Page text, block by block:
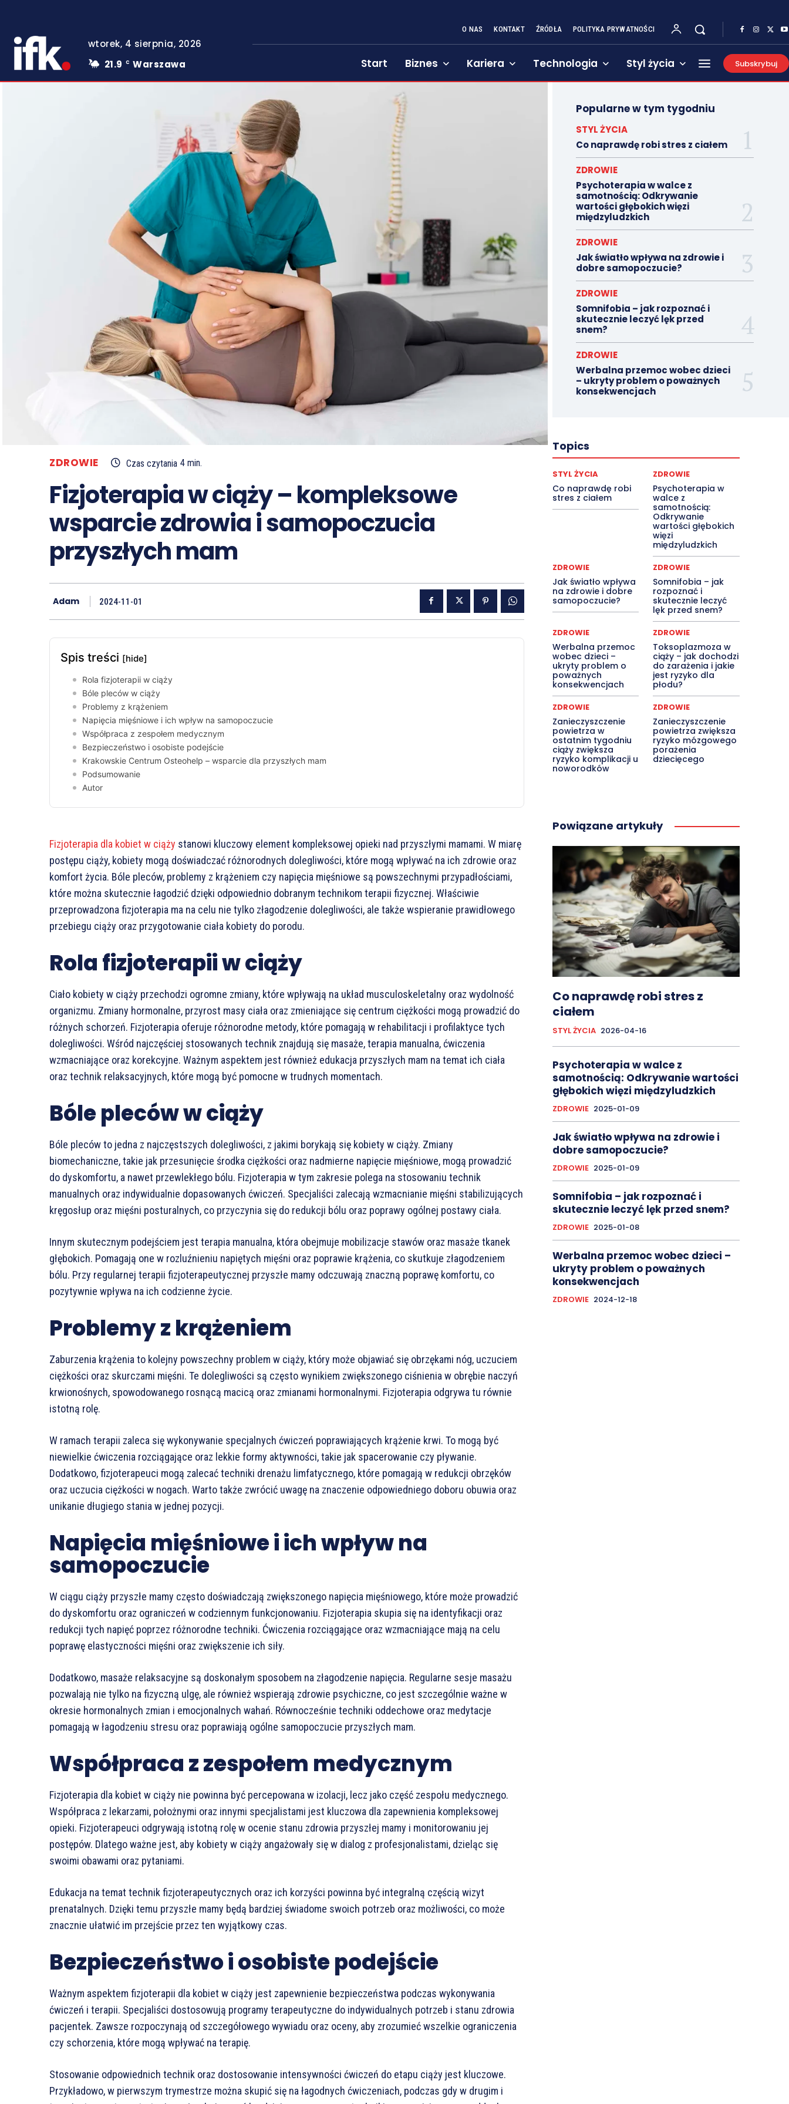
wtorek, 4 sierpnia, 2026
21.9
C Warszawa
O NAS KONTAKT ŹRÓDŁA POLITYKA PRYWATNOŚCI
Start Biznes Kariera Technologia Styl życia Subskrybuj
ZDROWIE Czas czytania 4min.
Fizjoterapia w ciąży – kompleksowe
wsparcie zdrowia i samopoczucia
przyszłych mam
Adam 2024-11-01
Spis treści [hide]
Rola fizjoterapii w ciąży
Bóle pleców w ciąży
Problemy z krążeniem
Napięcia mięśniowe i ich wpływ na samopoczucie
Współpraca z zespołem medycznym
Bezpieczeństwo i osobiste podejście
Krakowskie Centrum Osteohelp – wsparcie dla przyszłych mam
Podsumowanie
Autor
Fizjoterapia dla kobiet w ciąży stanowi kluczowy element kompleksowej opieki nad przyszłymi mamami. W miarę
postępu ciąży, kobiety mogą doświadczać różnorodnych dolegliwości, które mogą wpływać na ich zdrowie oraz
komfort życia. Bóle pleców, problemy z krążeniem czy napięcia mięśniowe są powszechnymi przypadłościami,
które można skutecznie łagodzić dzięki odpowiednio dobranym technikom terapii fizycznej. Właściwie
przeprowadzona fizjoterapia ma na celu nie tylko złagodzenie dolegliwości, ale także wspieranie prawidłowego
przebiegu ciąży oraz przygotowanie ciała kobiety do porodu.
Rola fizjoterapii w ciąży
Ciało kobiety w ciąży przechodzi ogromne zmiany, które wpływają na układ musculoskeletalny oraz wydolność
organizmu. Zmiany hormonalne, przyrost masy ciała oraz zmieniające się centrum ciężkości mogą prowadzić do
różnych schorzeń. Fizjoterapia oferuje różnorodne metody, które pomagają w rehabilitacji i profilaktyce tych
dolegliwości. Wśród najczęściej stosowanych technik znajdują się masaże, terapia manualna, ćwiczenia
wzmacniające oraz korekcyjne. Ważnym aspektem jest również edukacja przyszłych mam na temat ich ciała
oraz technik relaksacyjnych, które mogą być pomocne w trudnych momentach.
Bóle pleców w ciąży
Bóle pleców to jedna z najczęstszych dolegliwości, z jakimi borykają się kobiety w ciąży. Zmiany
biomechaniczne, takie jak przesunięcie środka ciężkości oraz nadmierne napięcie mięśniowe, mogą prowadzić
do dyskomfortu, a nawet przewlekłego bólu. Fizjoterapia w tym zakresie polega na stosowaniu technik
manualnych oraz indywidualnie dopasowanych ćwiczeń. Specjaliści zalecają wzmacnianie mięśni stabilizujących
kręgosłup oraz mięśni posturalnych, co przyczynia się do redukcji bólu oraz poprawy ogólnej postawy ciała.
Innym skutecznym podejściem jest terapia manualna, która obejmuje mobilizacje stawów oraz masaże tkanek
głębokich. Pomagają one w rozluźnieniu napiętych mięśni oraz poprawie krążenia, co skutkuje złagodzeniem
bólu. Przy regularnej terapii fizjoterapeutycznej przyszłe mamy odczuwają znaczną poprawę komfortu, co
pozytywnie wpływa na ich codzienne życie.
Problemy z krążeniem
Zaburzenia krążenia to kolejny powszechny problem w ciąży, który może objawiać się obrzękami nóg, uczuciem
ciężkości oraz skurczami mięśni. Te dolegliwości są często wynikiem zwiększonego ciśnienia w obrębie naczyń
krwionośnych, spowodowanego rosnącą macicą oraz zmianami hormonalnymi. Fizjoterapia odgrywa tu równie
istotną rolę.
W ramach terapii zaleca się wykonywanie specjalnych ćwiczeń poprawiających krążenie krwi. To mogą być
niewielkie ćwiczenia rozciągające oraz lekkie formy aktywności, takie jak spacerowanie czy pływanie.
Dodatkowo, fizjoterapeuci mogą zalecać techniki drenażu limfatycznego, które pomagają w redukcji obrzęków
oraz uczucia ciężkości w nogach. Warto także zwrócić uwagę na znaczenie odpowiedniego doboru obuwia oraz
unikanie długiego stania w jednej pozycji.
Napięcia mięśniowe i ich wpływ na
samopoczucie
W ciągu ciąży przyszłe mamy często doświadczają zwiększonego napięcia mięśniowego, które może prowadzić
do dyskomfortu oraz ograniczeń w codziennym funkcjonowaniu. Fizjoterapia skupia się na identyfikacji oraz
redukcji tych napięć poprzez różnorodne techniki. Ćwiczenia rozciągające oraz wzmacniające mają na celu
poprawę elastyczności mięśni oraz zwiększenie ich siły.
Dodatkowo, masaże relaksacyjne są doskonałym sposobem na złagodzenie napięcia. Regularne sesje masażu
pozwalają nie tylko na fizyczną ulgę, ale również wspierają zdrowie psychiczne, co jest szczególnie ważne w
okresie hormonalnych zmian i emocjonalnych wahań. Równocześnie techniki oddechowe oraz medytacje
pomagają w łagodzeniu stresu oraz poprawiają ogólne samopoczucie przyszłych mam.
Współpraca z zespołem medycznym
Fizjoterapia dla kobiet w ciąży nie powinna być percepowana w izolacji, lecz jako część zespołu medycznego.
Współpraca z lekarzami, położnymi oraz innymi specjalistami jest kluczowa dla zapewnienia kompleksowej
opieki. Fizjoterapeuci odgrywają istotną rolę w ocenie stanu zdrowia przyszłej mamy i monitorowaniu jej
postępów. Dlatego ważne jest, aby kobiety w ciąży angażowały się w dialog z profesjonalistami, dzieląc się
swoimi obawami oraz pytaniami.
Edukacja na temat technik fizjoterapeutycznych oraz ich korzyści powinna być integralną częścią wizyt
prenatalnych. Dzięki temu przyszłe mamy będą bardziej świadome swoich potrzeb oraz możliwości, co może
znacznie ułatwić im przejście przez ten wyjątkowy czas.
Bezpieczeństwo i osobiste podejście
Ważnym aspektem fizjoterapii dla kobiet w ciąży jest zapewnienie bezpieczeństwa podczas wykonywania
ćwiczeń i terapii. Specjaliści dostosowują programy terapeutyczne do indywidualnych potrzeb i stanu zdrowia
pacjentek. Zawsze rozpoczynają od szczegółowego wywiadu oraz oceny, aby zrozumieć wszelkie ograniczenia
czy schorzenia, które mogą wpływać na terapię.
Stosowanie odpowiednich technik oraz dostosowanie intensywności ćwiczeń do etapu ciąży jest kluczowe.
Przykładowo, w pierwszym trymestrze można skupić się na łagodnych ćwiczeniach, podczas gdy w drugim i
Popularne w tym tygodniu
STYL ŻYCIA
Co naprawdę robi stres z ciałem
ZDROWIE
Psychoterapia w walce z
samotnością: Odkrywanie
wartości głębokich więzi
międzyludzkich
ZDROWIE
Jak światło wpływa na zdrowie i
dobre samopoczucie?
ZDROWIE
Somnifobia – jak rozpoznać i
skutecznie leczyć lęk przed
snem?
ZDROWIE
Werbalna przemoc wobec dzieci
– ukryty problem o poważnych
konsekwencjach
Topics
STYL ŻYCIA
Co naprawdę robi
stres z ciałem
ZDROWIE
Psychoterapia w
walce z
samotnością:
Odkrywanie
wartości głębokich
więzi
międzyludzkich
ZDROWIE
Jak światło wpływa
na zdrowie i dobre
samopoczucie?
ZDROWIE
Somnifobia – jak
rozpoznać i
skutecznie leczyć
lęk przed snem?
ZDROWIE
Werbalna przemoc
wobec dzieci –
ukryty problem o
poważnych
konsekwencjach
ZDROWIE
Toksoplazmoza w
ciąży – jak dochodzi
do zarażenia i jakie
jest ryzyko dla
płodu?
ZDROWIE
Zanieczyszczenie
powietrza w
ostatnim tygodniu
ciąży zwiększa
ryzyko komplikacji u
noworodków
ZDROWIE
Zanieczyszczenie
powietrza zwiększa
ryzyko mózgowego
porażenia
dziecięcego
Powiązane artykuły
Co naprawdę robi stres z
ciałem
STYL ŻYCIA 2026-04-16
Psychoterapia w walce z
samotnością: Odkrywanie wartości
głębokich więzi międzyludzkich
ZDROWIE 2025-01-09
Jak światło wpływa na zdrowie i
dobre samopoczucie?
ZDROWIE 2025-01-09
Somnifobia – jak rozpoznać i
skutecznie leczyć lęk przed snem?
ZDROWIE 2025-01-08
Werbalna przemoc wobec dzieci –
ukryty problem o poważnych
konsekwencjach
ZDROWIE 2024-12-18